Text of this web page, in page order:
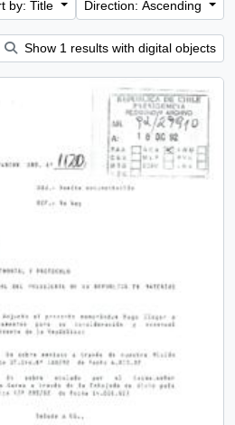
by: Title
Direction: Ascending
Show 1 results with digital objects